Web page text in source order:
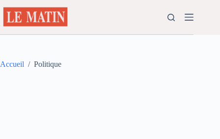
au
contenu
Accueil / Politique